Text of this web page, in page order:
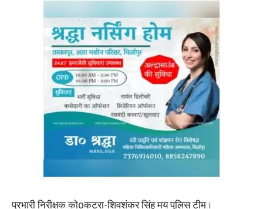
प्रभारी निरीक्षक को0कटरा-शिवशंकर सिंह मय पुलिस टीम ।